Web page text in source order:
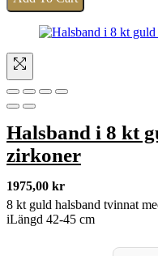
Halsband i 8 kt
zirkoner
1975,00 kr
8 kt guld halsband tvinnat
iLängd 42-45 cm